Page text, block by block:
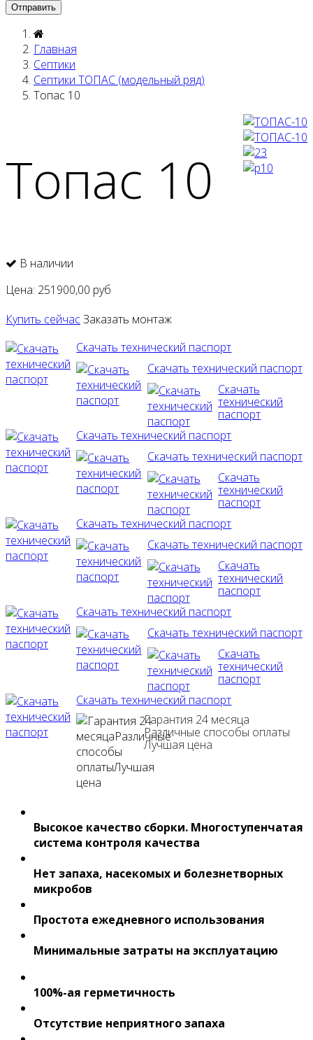
Главная
Септики
Септики ТОПАС (модельный ряд)
Топас 10
Топас 10
В наличии
Цена: 251900,00 руб
Купить сейчасЗаказать монтаж
Скачать технический паспорт
Скачать технический паспорт
Скачать
технический
паспорт
Скачать технический паспорт
Скачать технический паспорт
Скачать
технический
паспорт
Скачать технический паспорт
Скачать технический паспорт
Скачать
технический
паспорт
Скачать технический паспорт
Скачать технический паспорт
Скачать
технический
паспорт
Скачать технический паспорт
Гарантия 24 месяца
Различные способы оплаты
Лучшая цена
Высокое качество сборки. Многоступенчатая
система контроля качества
Нет запаха, насекомых и болезнетворных
микробов
Простота ежедневного использования
Минимальные затраты на эксплуатацию
100%-ая герметичность
Отсутствие неприятного запаха